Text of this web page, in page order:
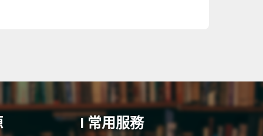
I 常用服務